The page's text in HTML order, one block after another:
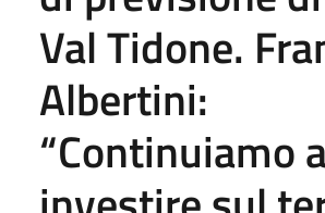
Val Tidone.
Albertini:
“Continuiamo